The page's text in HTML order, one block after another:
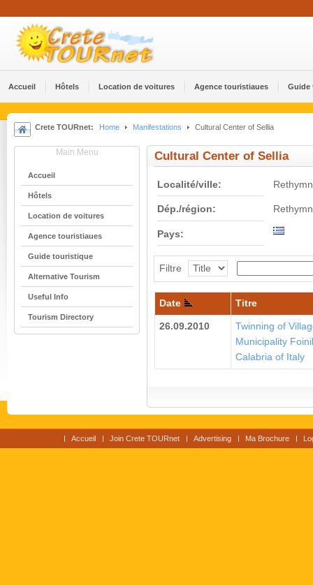
Accueil Hôtels Location de voitures Agence touristiaues Guide
Crete TOURnet: Home Manifestations Cultural Center of Sellia
Main Menu
Accueil
Hôtels
Location de voitures
Agence touristiaues
Guide touristique
Alternative Tourism
Useful Info
Tourism Directory
Cultural Center of Sellia
Localité/ville:
Dép./région:
Pays:
Filtre
Date Titre
26.09.2010
Twinning of
Municipality
Calabria of Italy
Accueil Join Crete TOURnet Advertising Ma Brochure